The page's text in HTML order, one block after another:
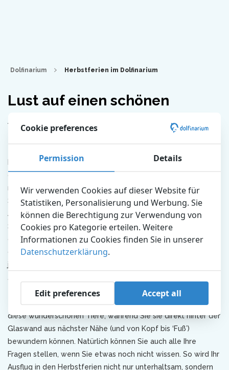
Dolfinarium Herbstferien im Dolfinarium
Lust auf einen schönen
Ausflug in den Herbstferien?
Komm ins Dolfinarium!
Dolfinarium in Harderwijk ist ein ganz besonderer Zoo und der
größte Meeressäugetierpark Europas. Hier begegnen Sie
riesigen Walrossen, hüpfenden Seehunden, brüllenden
Seelöwen und niedlichen Schweinswalen, Rochen und Haien.
Außerdem ist es der einzige Ort in den Niederlanden, an dem
Sie den bezaubernden Tümmler-Delfinen Auge in Auge
gegenüberstehen können. Außerdem gibt es vier Spielplätze,
die coole VR SEAxperience und anlässlich unseres 60-
jährigen Jubiläums können Sie sich auch die besondere
Jubiläumsausstellung ansehen!
Unterwasserpräsentation mit Delfinen in der Onder
Odiezee. Erfahren Sie von einem Tierpfleger alles über
diese wunderschönen Tiere, während Sie sie direkt hinter der
Glaswand aus nächster Nähe (und von Kopf bis ‘Fuß’)
bewundern können. Natürlich können Sie auch alle Ihre
Fragen stellen, wenn Sie etwas noch nicht wissen. So wird Ihr
Ausflug in den Herbstferien nicht nur unterhaltsam, sondern
Cookie preferences
Permission Details
Wir verwenden Cookies auf dieser Website für
Statistiken, Personalisierung und Werbung. Sie
können die Berechtigung zur Verwendung von
Cookies pro Kategorie erteilen. Weitere
Informationen zu Cookies finden Sie in unserer
Datenschutzerklärung.
Edit preferences Accept all